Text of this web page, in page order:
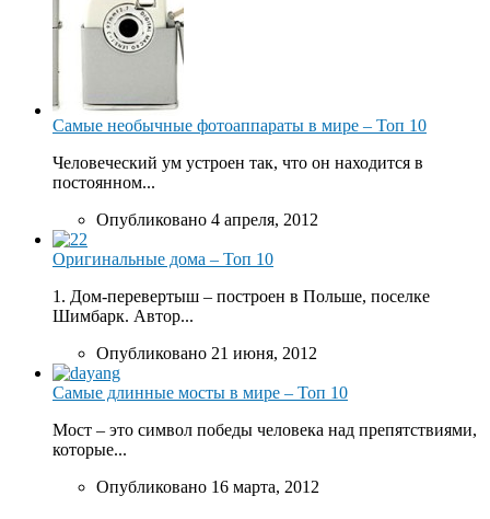
Самые необычные фотоаппараты в мире – Топ 10
Человеческий ум устроен так, что он находится в
постоянном...
Опубликовано 4 апреля, 2012
Оригинальные дома – Топ 10
1. Дом-перевертыш – построен в Польше, поселке
Шимбарк. Автор...
Опубликовано 21 июня, 2012
Самые длинные мосты в мире – Топ 10
Мост – это символ победы человека над препятствиями,
которые...
Опубликовано 16 марта, 2012